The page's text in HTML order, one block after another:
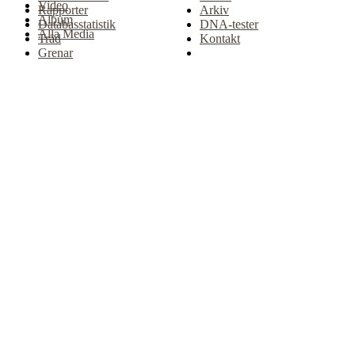
Video
Album
Alla Media
Rapporter
Databasstatistik
Träd
Grenar
Arkiv
DNA-tester
Kontakt